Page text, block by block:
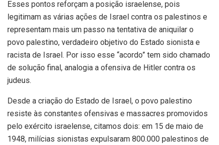
Esses pontos reforçam a posição israelense, pois
legitimam as várias ações de Israel contra os palestinos e
representam mais um passo na tentativa de aniquilar o
povo palestino, verdadeiro objetivo do Estado sionista e
racista de Israel. Por isso esse “acordo” tem sido chamado
de solução final, analogia a ofensiva de Hitler contra os
judeus.
Desde a criação do Estado de Israel, o povo palestino
resiste às constantes ofensivas e massacres promovidos
pelo exército israelense, citamos dois: em 15 de maio de
1948, milícias sionistas expulsaram 800.000 palestinos de